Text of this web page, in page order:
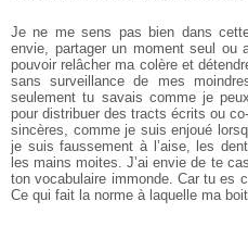
Je ne me sens pas bien dans
envie, partager un moment seul ou
pouvoir relâcher ma colère et
sans surveillance de mes
seulement tu savais comme je
pour distribuer des tracts écrits ou
sincères, comme je suis enjoué
je suis faussement à l’aise, les
les mains moites. J’ai envie de te
ton vocabulaire immonde. Car tu es
Ce qui fait la norme à laquelle ma